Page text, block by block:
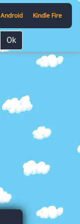
Android Kindle Fire
Ok